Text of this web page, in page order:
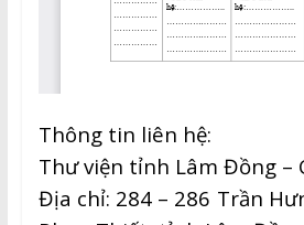
Thông tin liên hệ:
Thư viện tỉnh Lâm Đồng –
Địa chỉ: 284 – 286 Trần